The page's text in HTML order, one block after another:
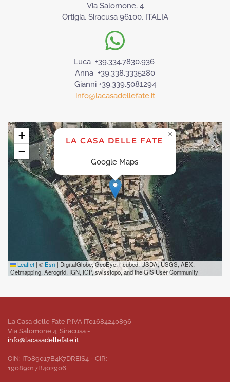
Via Salomone, 4
Ortigia, Siracusa 96100, ITALIA
Luca +39.334.7830.936
Anna +39.338.3335280
Gianni +39.339.5081294
info@lacasadellefate.it
LA CASA DELLE FATE
Google Maps
×
+
−
Leaflet | © Esri | DigitalGlobe, GeoEye, i-cubed, USDA, USGS, AEX,
Getmapping, Aerogrid, IGN, IGP, swisstopo, and the GIS User Community
La Casa delle Fate P.IVA IT01684240896
Via Salomone 4, Siracusa -
info@lacasadellefate.it
CIN: IT089017B4K7DREIS4 - CIR:
19089017B402906